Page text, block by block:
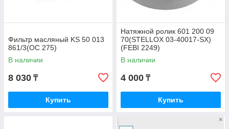
Фильтр масляный KS 50 013
861/3(OC 275)
В наличии
8 030 ₸
Купить
Натяжной ролик 601 200 09
70(STELLOX 03-40017-SX)
(FEBI 2249)
В наличии
4 000 ₸
Купить